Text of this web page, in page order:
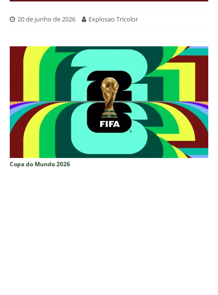
20 de junho de 2026 Explosao Tricolor
Copa do Mundo 2026